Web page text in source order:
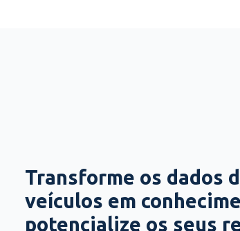
Transforme os dados
veículos em
potencialize os seus